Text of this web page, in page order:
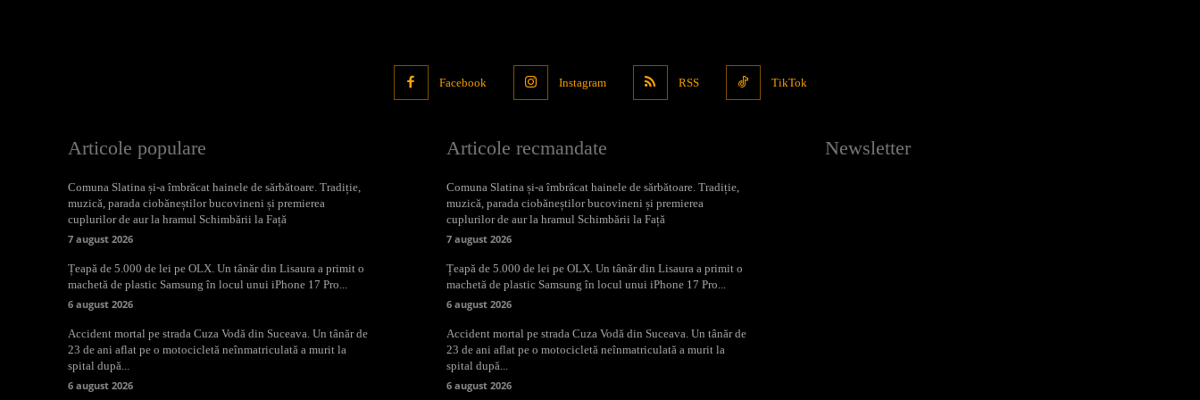
Facebook Instagram RSS TikTok
Articole populare
Comuna Slatina și-a îmbrăcat hainele de sărbătoare. Tradiție,
muzică, parada ciobăneștilor bucovineni și premierea
cuplurilor de aur la hramul Schimbării la Față
7 august 2026
Țeapă de 5.000 de lei pe OLX. Un tânăr din Lisaura a primit o
machetă de plastic Samsung în locul unui iPhone 17 Pro...
6 august 2026
Accident mortal pe strada Cuza Vodă din Suceava. Un tânăr de
23 de ani aflat pe o motocicletă neînmatriculată a murit la
spital după...
6 august 2026
Articole recmandate
Comuna Slatina și-a îmbrăcat hainele de sărbătoare. Tradiție,
muzică, parada ciobăneștilor bucovineni și premierea
cuplurilor de aur la hramul Schimbării la Față
7 august 2026
Țeapă de 5.000 de lei pe OLX. Un tânăr din Lisaura a primit o
machetă de plastic Samsung în locul unui iPhone 17 Pro...
6 august 2026
Accident mortal pe strada Cuza Vodă din Suceava. Un tânăr de
23 de ani aflat pe o motocicletă neînmatriculată a murit la
spital după...
6 august 2026
Newsletter